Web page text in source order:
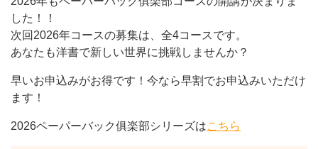
した！！
次回2026年コースの募集は、全4コースです。
あなたも洋書で新しい世界に挑戦しませんか？
早いお申込みがお得です！今なら早割でお申込みいただけ
ます！
2026ペーパーバック俱楽部シリーズはこちら